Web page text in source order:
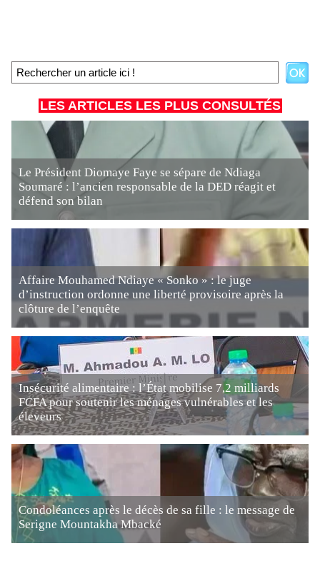
LES ARTICLES LES PLUS CONSULTÉS
Le Président Diomaye Faye se sépare de Ndiaga
Soumaré : l’ancien responsable de la DED réagit et
défend son bilan
Affaire Mouhamed Ndiaye « Sonko » : le juge
d’instruction ordonne une liberté provisoire après la
clôture de l’enquête
Insécurité alimentaire : l’État mobilise 7,2 milliards
FCFA pour soutenir les ménages vulnérables et les
éleveurs
Condoléances après le décès de sa fille : le message de
Serigne Mountakha Mbacké